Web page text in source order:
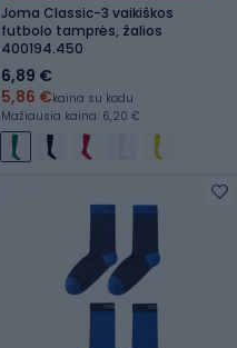
Joma Classic-3 vaikiškos
futbolo tamprės, žalios
400194.450
6,89 €
5,86 €kaina su kodu
Mažiausia kaina: 6,20 €